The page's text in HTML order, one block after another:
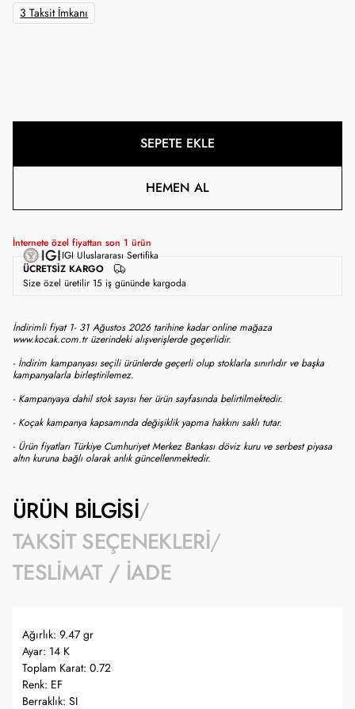
3 Taksit İmkanı
SEPETE EKLE
HEMEN AL
İnternete özel fiyattan son 1 ürün
ÜCRETSIZ KARGO
IGI Uluslararası Sertifika
Size özel üretilir 15 iş gününde kargoda
İndirimli fiyat 1- 31 Ağustos 2026 tarihine kadar online mağaza
www.kocak.com.tr üzerindeki alışverişlerde geçerlidir.
- İndirim kampanyası seçili ürünlerde geçerli olup stoklarla sınırlıdır ve başka
kampanyalarla birleştirilemez.
- Kampanyaya dahil stok sayısı her ürün sayfasında belirtilmektedir.
- Koçak kampanya kapsamında değişiklik yapma hakkını saklı tutar.
- Ürün fiyatları Türkiye Cumhuriyet Merkez Bankası döviz kuru ve serbest piyasa
altın kuruna bağlı olarak anlık güncellenmektedir.
ÜRÜN BILGISI
TAKSIT SEÇENEKLERI
TESLIMAT / İADE
Ağırlık: 9.47 gr
Ayar: 14 K
Toplam Karat: 0.72
Renk: EF
Berraklık: SI